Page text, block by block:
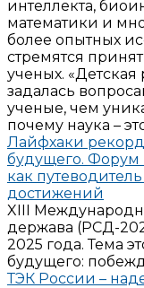
интеллекта,
математики и
более опытных
стремятся
ученых.
задалась
ученые, чем
почему наука –
Лайфхаки
будущего. Форум
как
достижений
XIII
держава (РСД-
2025 года. Тема
будущего:
ТЭК России –